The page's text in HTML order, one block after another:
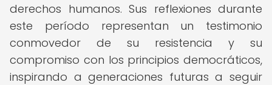
derechos humanos. Sus reflexiones durante
este período representan un testimonio
conmovedor de su resistencia y su
compromiso con los principios democráticos,
inspirando a generaciones futuras a seguir